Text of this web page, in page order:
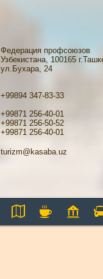
Федерация профсоюзов
Узбекистана, 100165
ул.Бухара, 24
+99894 347-83-33
+99871 256-40-01
+99871 256-50-52
+99871 256-40-01
turizm@kasaba.uz